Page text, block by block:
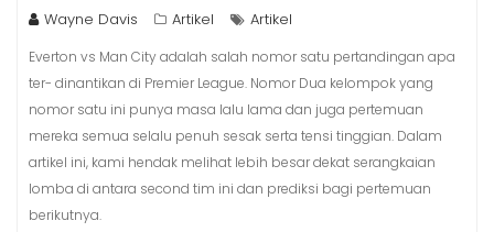
Wayne Davis Artikel Artikel
Everton vs Man City adalah salah nomor satu pertandingan apa
ter- dinantikan di Premier League. Nomor Dua kelompok yang
nomor satu ini punya masa lalu lama dan juga pertemuan
mereka semua selalu penuh sesak serta tensi tinggian. Dalam
artikel ini, kami hendak melihat lebih besar dekat serangkaian
lomba di antara second tim ini dan prediksi bagi pertemuan
berikutnya.